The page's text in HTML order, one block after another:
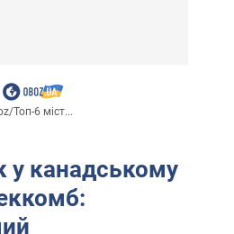
/Топ-6 міст...
у канадському